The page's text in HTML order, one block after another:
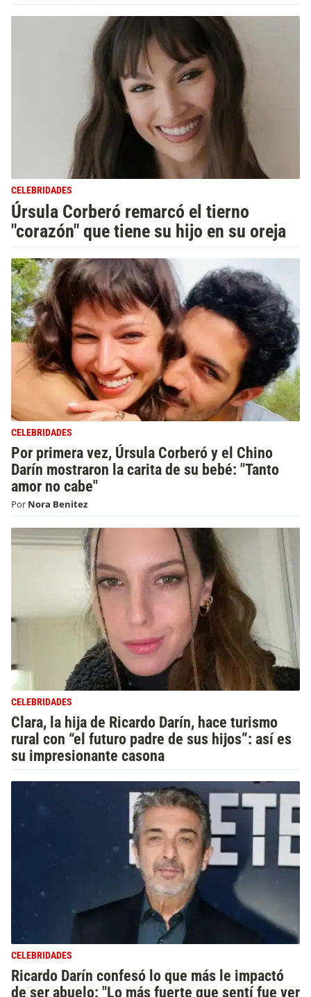
CELEBRIDADES
Úrsula Corberó remarcó el tierno
"corazón" que tiene su hijo en su oreja
CELEBRIDADES
Por primera vez, Úrsula Corberó y el Chino
Darín mostraron la carita de su bebé: "Tanto
amor no cabe"
Por Nora Benitez
CELEBRIDADES
Clara, la hija de Ricardo Darín, hace turismo
rural con “el futuro padre de sus hijos”: así es
su impresionante casona
CELEBRIDADES
Ricardo Darín confesó lo que más le impactó
de ser abuelo: "Lo más fuerte que sentí fue ver